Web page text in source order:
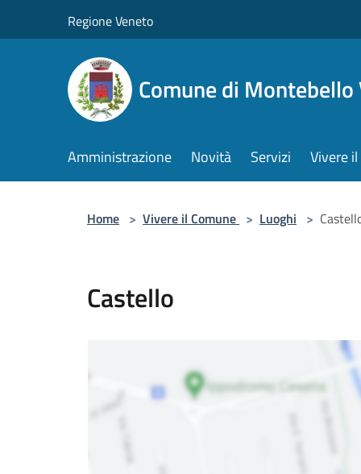
Regione Veneto
Comune di
Amministrazione Novità Servizi Vivere
Home > Vivere il Comune > Luoghi >
Castello